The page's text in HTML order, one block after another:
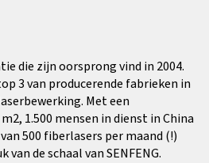
die zijn oorsprong vind in 2004.
3 van producerende fabrieken in
Met een
1.500 mensen in dienst in China
500 fiberlasers per maand (!)
de schaal van SENFENG.